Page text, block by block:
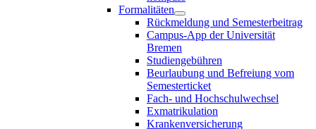
Formalitäten
Rückmeldung und Semesterbeitrag
Campus-App der Universität
Bremen
Studiengebühren
Beurlaubung und Befreiung vom
Semesterticket
Fach- und Hochschulwechsel
Exmatrikulation
Krankenversicherung